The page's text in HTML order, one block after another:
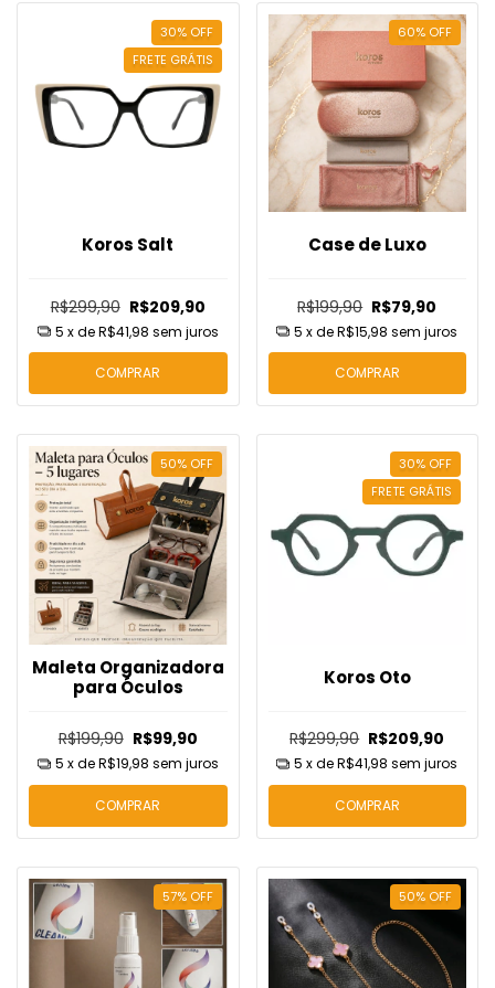
30% OFF
FRETE GRÁTIS
Koros Salt
R$299,90 R$209,90
5 x deR$41,98 sem juros
COMPRAR
60% OFF
Case de Luxo
R$199,90 R$79,90
5 x deR$15,98 sem juros
COMPRAR
50% OFF
Maleta Organizadora
para Óculos
R$199,90 R$99,90
5 x deR$19,98 sem juros
COMPRAR
30% OFF
FRETE GRÁTIS
Koros Oto
R$299,90 R$209,90
5 x deR$41,98 sem juros
COMPRAR
57% OFF 50% OFF